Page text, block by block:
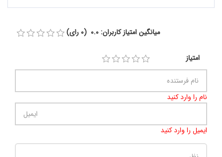
میانگین امتیاز کاربران: 0.0 (0 رای)
امتیاز
نام را وارد کنید
ایمیل را وارد کنید